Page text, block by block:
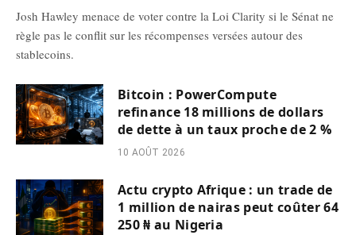
Josh Hawley menace de voter contre la Loi Clarity si le Sénat ne
règle pas le conflit sur les récompenses versées autour des
stablecoins.
Bitcoin : PowerCompute
refinance 18 millions de dollars
de dette à un taux proche de 2 %
10 AOÛT 2026
Actu crypto Afrique : un trade de
1 million de nairas peut coûter 64
250 ₦ au Nigeria